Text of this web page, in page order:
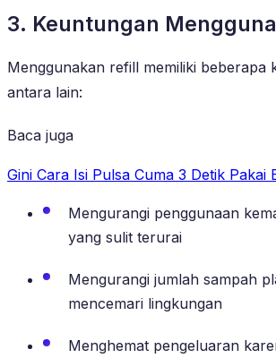
3. Keuntungan
Menggunakan refill memiliki beberapa
antara lain:
Baca juga
Gini Cara Isi Pulsa Cuma 3 Detik Pakai
Mengurangi penggunaan
yang sulit terurai
Mengurangi jumlah sampah
mencemari lingkungan
Menghemat pengeluaran